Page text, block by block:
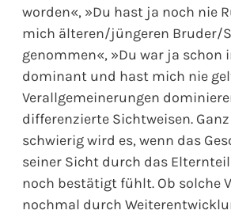
worden«, »Du hast ja noch nie
mich älteren/jüngeren Bruder/
genommen«, »Du war ja schon
dominant und hast mich nie
Verallgemeinerungen
differenzierte Sichtweisen.
schwierig wird es, wenn das
seiner Sicht durch das
noch bestätigt fühlt. Ob solche
nochmal durch